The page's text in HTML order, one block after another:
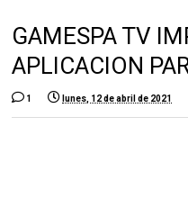
GAMESPA TV
APLICACION
1 lunes, 12 de abril de 2021